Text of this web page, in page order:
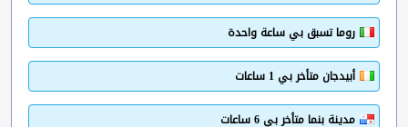
روما تسبق بي ساعة واحدة
أبيدجان متأخر بي 1 ساعات
مدينة بنما متأخر بي 6 ساعات